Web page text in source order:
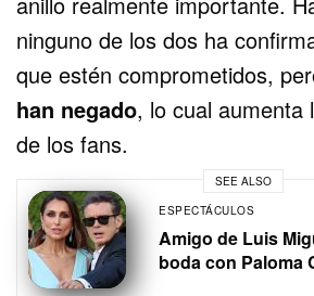
ninguno de los dos ha
que estén comprometidos,
han negado, lo cual aumenta
de los fans.
SEE ALSO
ESPECTÁCULOS
Amigo de Luis
boda con Paloma